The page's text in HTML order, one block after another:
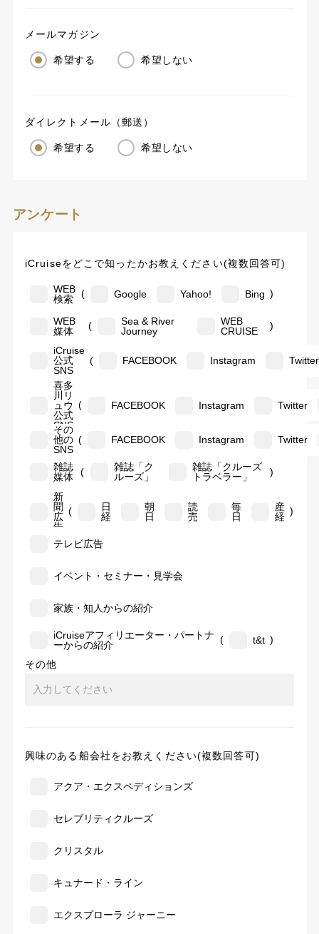
メールマガジン
希望する 希望しない
ダイレクトメール（郵送）
希望する 希望しない
アンケート
iCruiseをどこで知ったかお教えください(複数回答可)
WEB
検索
( Google Yahoo! Bing )
WEB
媒体
(
Sea & River
Journey
WEB
CRUISE
)
iCruise
公式
SNS
( FACEBOOK Instagram Twitter
喜多
川リ
ュウ
公式
SNS
( FACEBOOK Instagram Twitter
その
他の
SNS
( FACEBOOK Instagram Twitter
雑誌
媒体
(
雑誌「ク
ルーズ」
雑誌「クルーズ
トラベラー」
)
新
聞
広
告
(
日
経
朝
日
読
売
毎
日
産
経 )
テレビ広告
イベント・セミナー・見学会
家族・知人からの紹介
iCruiseアフィリエーター・パートナ
ーからの紹介
( t&t )
その他
興味のある船会社をお教えください(複数回答可)
アクア・エクスペディションズ
セレブリティクルーズ
クリスタル
キュナード・ライン
エクスプローラ ジャーニー